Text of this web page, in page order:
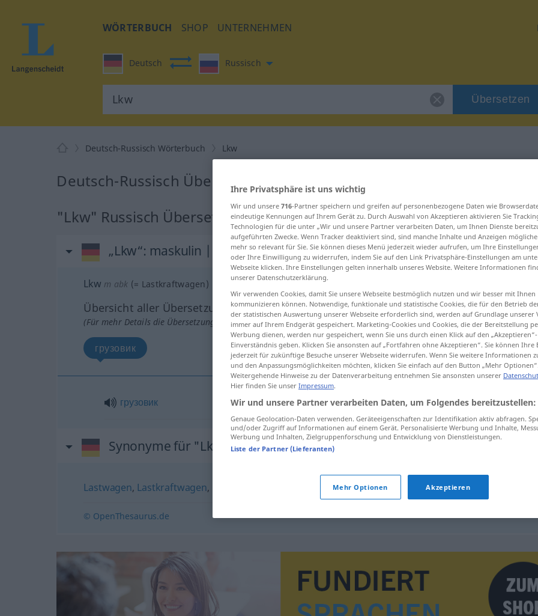
WÖRTERBUCH SHOP UNTERNEHMEN
Deutsch Russisch
Übersetzen
Deutsch-Russisch Wörterbuch Lkw
Deutsch-Russisch Übersetzung für "Lkw"
"Lkw" Russisch Übersetzung
„Lkw“: maskulin | Abkürzung
Lkw m abk (= Lastkraftwagen)
Übersicht aller Übersetzungen
(Für mehr Details die Übersetzung anklicken/antippen)
грузовик
грузовик Lkw
Synonyme für "Lkw"
Lastwagen, Lastkraftwagen,
© OpenThesaurus.de
Ihre Privatsphäre ist uns wichtig
Wir und unsere 716-Partner speichern und greifen auf personenbezogene Daten wie
eindeutige Kennungen auf Ihrem Gerät zu. Durch Auswahl von Akzeptieren aktivieren Sie
Technologien für die unter „Wir und unsere Partner verarbeiten Daten, um Ihnen Dienste
aufgeführten Zwecke. Wenn Tracker deaktiviert sind, sind manche Inhalte und Anzeigen
mehr so relevant für Sie. Sie können dieses Menü jederzeit wieder aufrufen, um Ihre
oder Ihre Einwilligung zu widerrufen, indem Sie auf den Link Privatsphäre-Einstellungen am
Webseite klicken. Ihre Einstellungen gelten innerhalb unseres Website. Weitere Informationen
unserer Datenschutzerklärung.
Wir verwenden Cookies, damit Sie unsere Webseite bestmöglich nutzen und wir besser mit Ihnen
kommunizieren können. Notwendige, funktionale und statistische Cookies, die für den Betrieb
der statistischen Auswertung unserer Webseite erforderlich sind, werden auf Grundlage unserer
immer auf Ihrem Endgerät gespeichert. Marketing-Cookies und Cookies, die der Bereitstellung
Werbung dienen, werden nur gespeichert, wenn Sie uns durch einen Klick auf den
Einverständnis geben. Klicken Sie ansonsten auf „Fortfahren ohne Akzeptieren“. Sie können
jederzeit für zukünftige Besuche unserer Webseite widerrufen. Wenn Sie weitere Informationen
und den Anpassungsmöglichkeiten möchten, klicken Sie einfach auf den Button „Mehr
Weitergehende Hinweise zu der Datenverarbeitung entnehmen Sie ansonsten unserer
Hier finden Sie unser Impressum.
Wir und unsere Partner verarbeiten Daten, um Folgendes bereitzustellen:
Genaue Geolocation-Daten verwenden. Geräteeigenschaften zur Identifikation aktiv abfragen.
und/oder Zugriff auf Informationen auf einem Gerät. Personalisierte Werbung und Inhalte,
Werbung und Inhalten, Zielgruppenforschung und Entwicklung von Dienstleistungen.
Liste der Partner (Lieferanten)
Mehr Optionen Akzeptieren